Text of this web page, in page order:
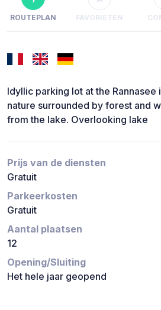
ROUTEPLAN FAVORIETEN
Idyllic parking lot at the Rannasee
nature surrounded by forest and
from the lake. Overlooking lake
Prijs van de diensten
Gratuit
Parkeerkosten
Gratuit
Aantal plaatsen
12
Opening/Sluiting
Het hele jaar geopend